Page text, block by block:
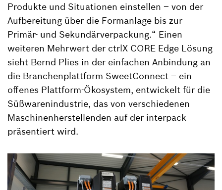
Produkte und Situationen einstellen – von der
Aufbereitung über die Formanlage bis zur
Primär- und Sekundärverpackung.“ Einen
weiteren Mehrwert der ctrlX CORE Edge Lösung
sieht Bernd Plies in der einfachen Anbindung an
die Branchenplattform SweetConnect – ein
offenes Plattform-Ökosystem, entwickelt für die
Süßwarenindustrie, das von verschiedenen
Maschinenherstellenden auf der interpack
präsentiert wird.